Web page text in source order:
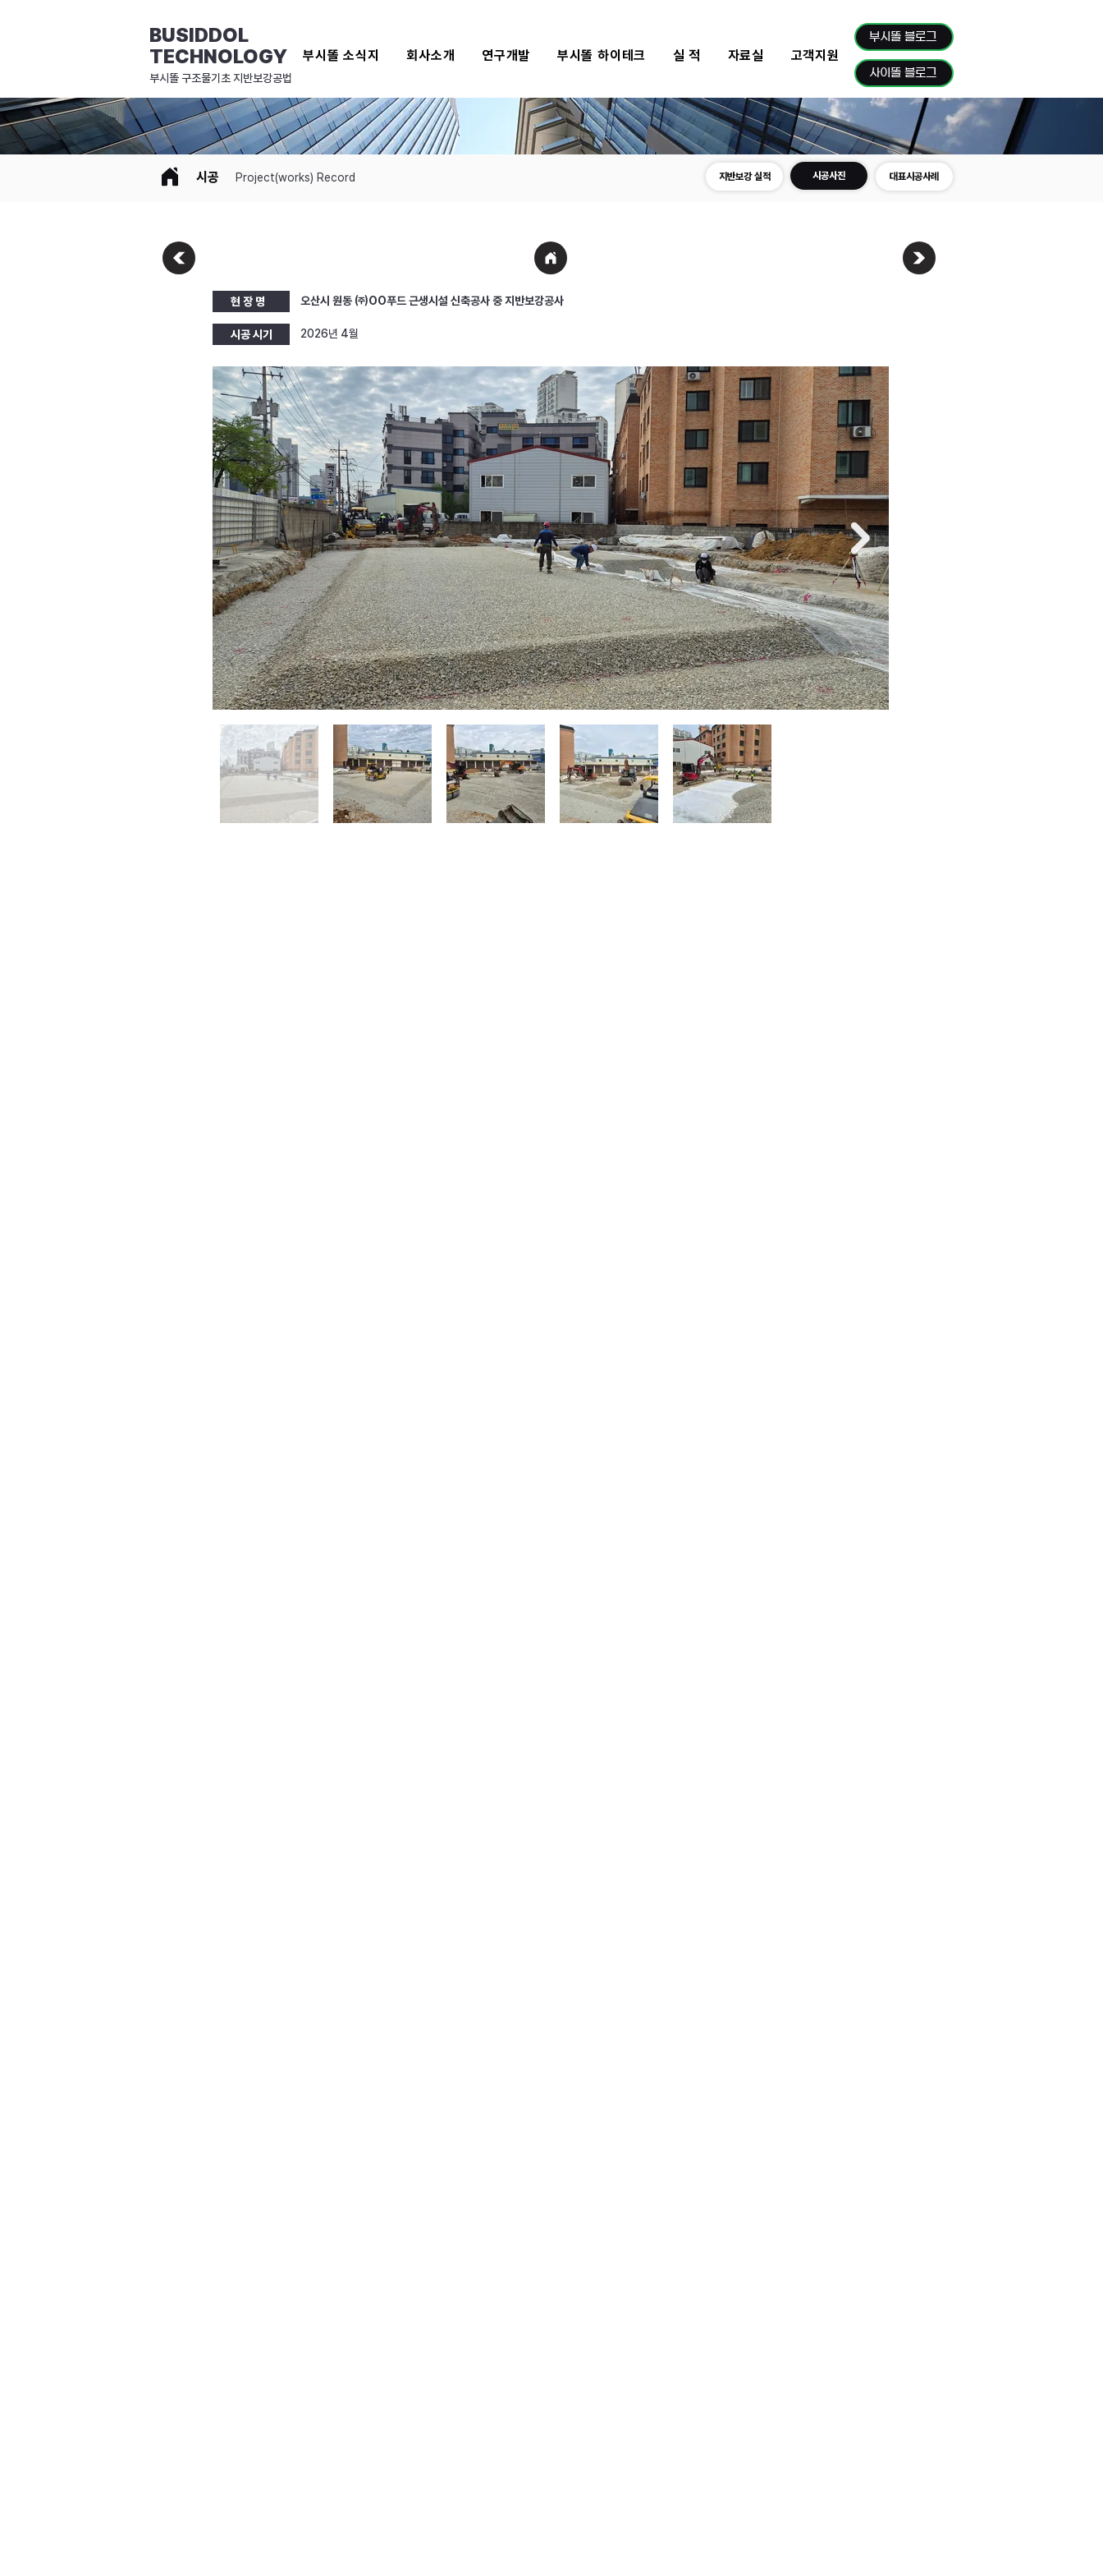
BUSIDDOL
TECHNOLOGY
부시똘 소식지 회사소개 연구개발 부시똘 하이테크 실 적 자료실 고객지원
​부시똘 구조물기초 지반보강공법
부시똘 블로그
사이똘 블로그
시공 Project(works) Record 지반보강 실적 시공사진 대표시공사례
현 장 명 오산시 원동 ㈜OO푸드 근생시설 신축공사 중 지반보강공사
시공 시기 2026년 4월